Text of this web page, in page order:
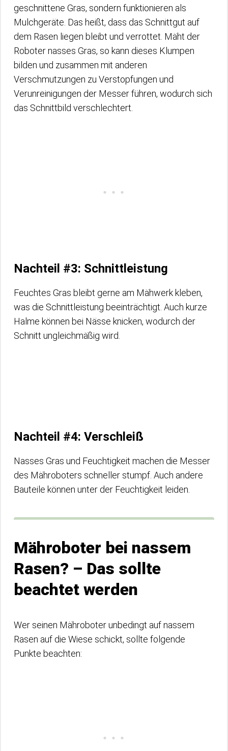
geschnittene Gras, sondern funktionieren als
Mulchgeräte. Das heißt, dass das Schnittgut auf
dem Rasen liegen bleibt und verrottet. Mäht der
Roboter nasses Gras, so kann dieses Klumpen
bilden und zusammen mit anderen
Verschmutzungen zu Verstopfungen und
Verunreinigungen der Messer führen, wodurch sich
das Schnittbild verschlechtert.
Nachteil #3: Schnittleistung
Feuchtes Gras bleibt gerne am Mähwerk kleben,
was die Schnittleistung beeinträchtigt. Auch kurze
Halme können bei Nässe knicken, wodurch der
Schnitt ungleichmäßig wird.
Nachteil #4: Verschleiß
Nasses Gras und Feuchtigkeit machen die Messer
des Mähroboters schneller stumpf. Auch andere
Bauteile können unter der Feuchtigkeit leiden.
Mähroboter bei nassem
Rasen? – Das sollte
beachtet werden
Wer seinen Mähroboter unbedingt auf nassem
Rasen auf die Wiese schickt, sollte folgende
Punkte beachten: